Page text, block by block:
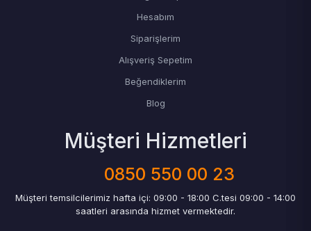
Hesabım
Siparişlerim
Alışveriş Sepetim
Beğendiklerim
Blog
Müşteri Hizmetleri
0850 550 00 23
Müşteri temsilcilerimiz hafta içi: 09:00 - 18:00 C.tesi 09:00 - 14:00
saatleri arasında hizmet vermektedir.